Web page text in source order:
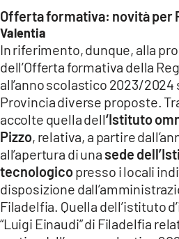
Offerta formativa: novità per
Valentia
In riferimento, dunque, alla
dell’Offerta formativa della
all’anno scolastico 2023/2024
Provincia diverse proposte.
accolte quella dell‘Istituto
Pizzo, relativa, a partire
all’apertura di una sede
tecnologicopresso i locali
disposizione
Filadelfia. Quella dell’istituto
“Luigi Einaudi” di Filadelfia